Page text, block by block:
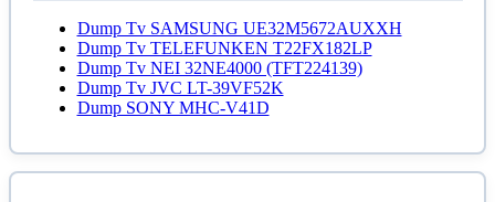
Dump Tv SAMSUNG UE32M5672AUXXH
Dump Tv TELEFUNKEN T22FX182LP
Dump Tv NEI 32NE4000 (TFT224139)
Dump Tv JVC LT-39VF52K
Dump SONY MHC-V41D